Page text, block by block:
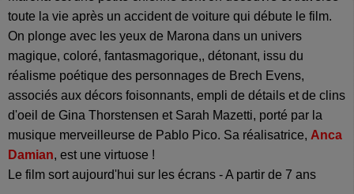
toute la vie après un accident de voiture qui débute le film.
On plonge avec les yeux de Marona dans un univers
magique, coloré, fantasmagorique,, détonant, issu du
réalisme poétique des personnages de Brech Evens,
associés aux décors foisonnants, empli de détails et de clins
d'oeil de Gina Thorstensen et Sarah Mazetti, porté par la
musique merveilleurse de Pablo Pico. Sa réalisatrice, Anca
Damian, est une virtuose !
Le film sort aujourd'hui sur les écrans - A partir de 7 ans